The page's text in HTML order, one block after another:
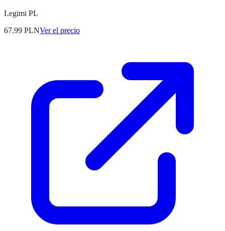
Legimi PL
67.99 PLNVer el precio